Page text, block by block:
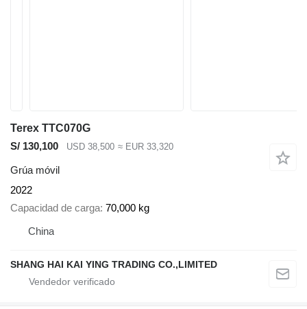
Terex TTC070G
S/ 130,100
USD 38,500 ≈ EUR 33,320
Grúa móvil
2022
Capacidad de carga 70,000 kg
China
SHANG HAI KAI YING TRADING CO.,LIMITED